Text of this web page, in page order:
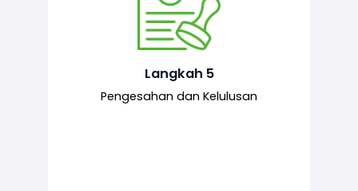
Langkah 5
Pengesahan dan Kelulusan
Pegawai pelulus menilai permohonan
dan memberi pengesahan serta
kelulusan akhir sekiranya semuanya
mematuhi syarat ditetapkan.